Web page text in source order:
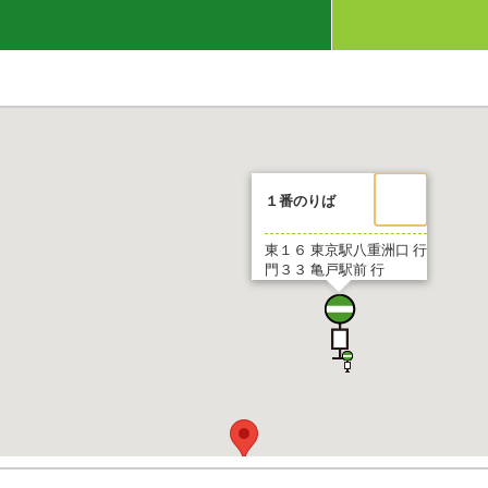
１番のりば
東１６ 東京駅八重洲口 行
門３３ 亀戸駅前 行